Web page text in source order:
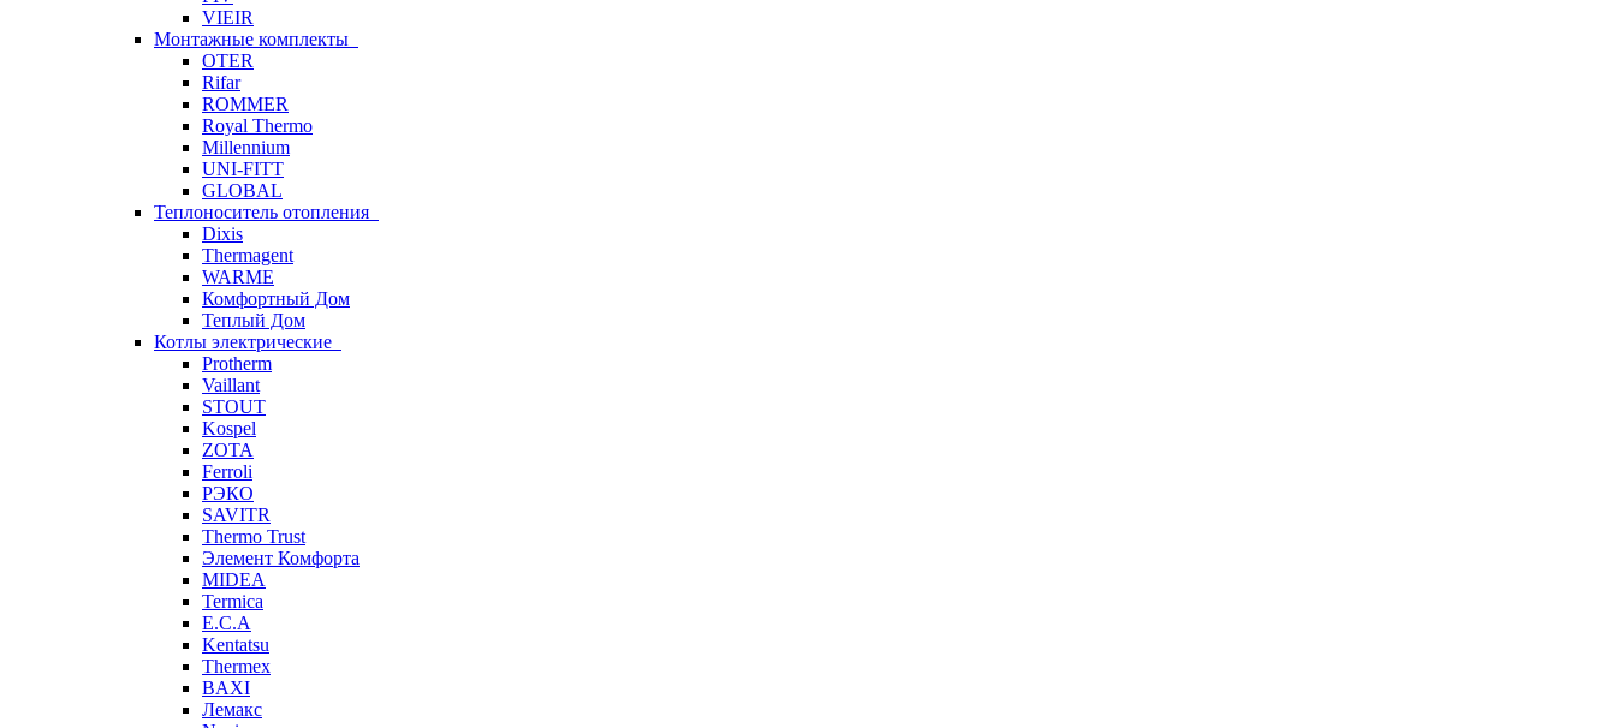
VIEIR
Монтажные комплекты
OTER
Rifar
ROMMER
Royal Thermo
Millennium
UNI-FITT
GLOBAL
Теплоноситель отопления
Dixis
Thermagent
WARME
Комфортный Дом
Теплый Дом
Котлы электрические
Protherm
Vaillant
STOUT
Kospel
ZOTA
Ferroli
РЭКО
SAVITR
Thermo Trust
Элемент Комфорта
MIDEA
Termica
E.C.A
Kentatsu
Thermex
BAXI
Лемакс